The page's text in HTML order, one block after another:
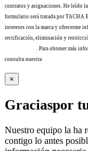
contratos y asignaciones. He leído
formulario será tratada por TACHA
intereses con la marca y ofrecerme
rectificación, eliminación y
. Para obtener más
consulta nuestra
×
Graciaspor
Nuestro equipo la ha
contigo lo antes